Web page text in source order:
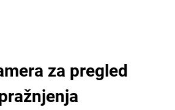
za pregled